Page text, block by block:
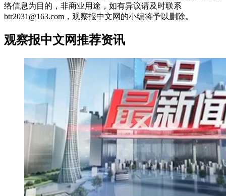
络信息为目的，非商业用途，如有异议请及时联系
btr2031@163.com，观察报中文网的小编将予以删除。
观察报中文网推荐资讯